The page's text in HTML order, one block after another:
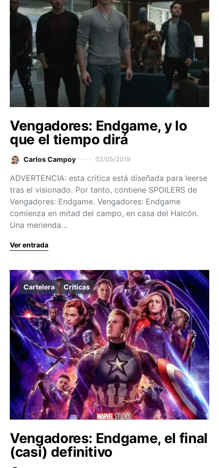
Vengadores: Endgame, y lo
que el tiempo dirá
Carlos Campoy 02/05/2019
ADVERTENCIA: esta crítica está diseñada para leerse
tras el visionado. Por tanto, contiene SPOILERS de
Vengadores: Endgame. Vengadores: Endgame
comienza en mitad del campo, en casa del Halcón.
Una merienda…
Ver entrada
Cartelera Críticas
Vengadores: Endgame, el final
(casi) definitivo